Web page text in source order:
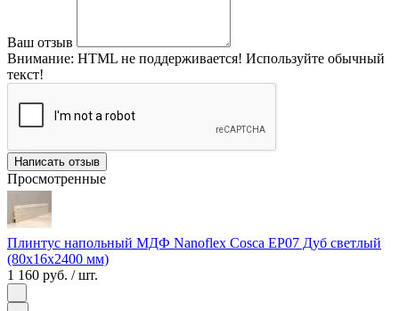
Ваш отзыв
Внимание: HTML не поддерживается! Используйте обычный
текст!
Написать отзыв
Просмотренные
Плинтус напольный МДФ Nanoflex Cosca ЕP07 Дуб светлый
(80х16х2400 мм)
1 160 руб. / шт.